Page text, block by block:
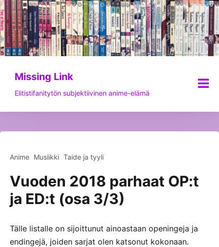
Siirry
sisältöön
Missing Link
Elitistifanitytön subjektiivinen anime-elämä
Anime Musiikki Taide ja tyyli
Vuoden 2018 parhaat OP:t
ja ED:t (osa 3/3)
Tälle listalle on sijoittunut ainoastaan openingeja ja
endingejä, joiden sarjat olen katsonut kokonaan.